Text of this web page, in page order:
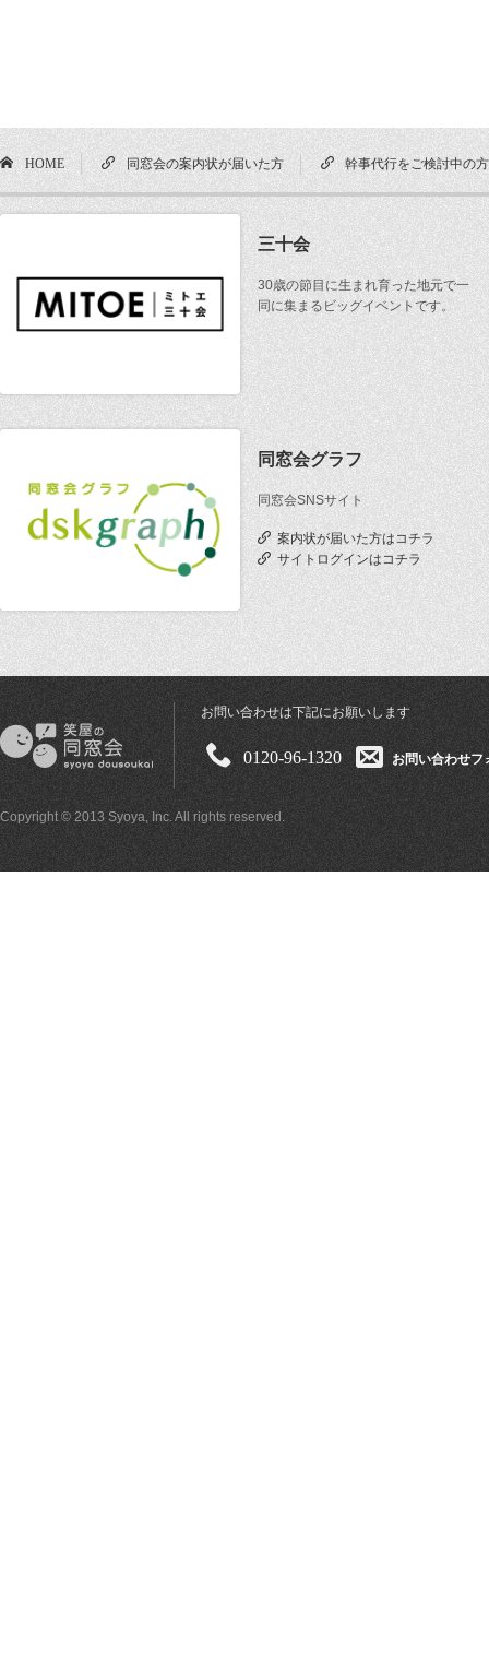
HOME 同窓会の案内状が届いた方 幹事代行をご検討中の方
三十会
30歳の節目に生まれ育った地元で一
同に集まるビッグイベントです。
同窓会グラフ
同窓会SNSサイト
案内状が届いた方はコチラ
サイトログインはコチラ
お問い合わせは下記にお願いします
0120-96-1320 お問い合わせフ
Copyright © 2013 Syoya, Inc. All rights reserved.